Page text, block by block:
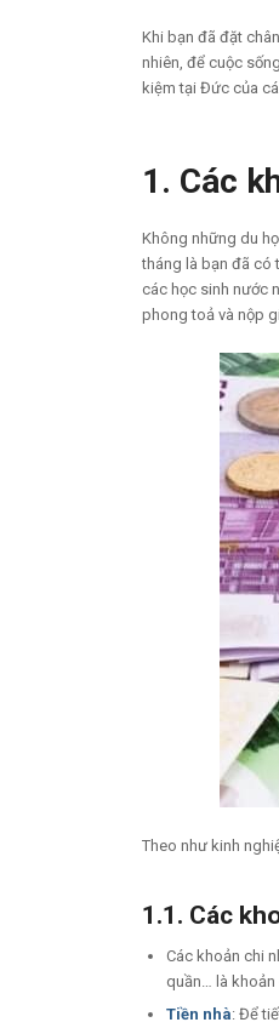
Khi bạn đã đặt
nhiên, để cuộc
kiệm tại Đức của
1. Các
Không những du
tháng là bạn đã có
các học sinh nước
phong toả và nộp
Theo như kinh
1.1. Các
Các khoản chi
quần… là
Tiền nhà: Để